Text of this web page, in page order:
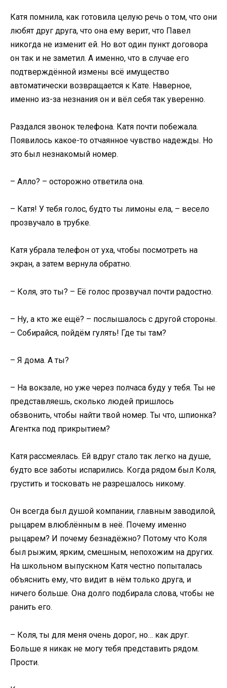
Катя помнила, как готовила целую речь о том, что они
любят друг друга, что она ему верит, что Павел
никогда не изменит ей. Но вот один пункт договора
он так и не заметил. А именно, что в случае его
подтверждённой измены всё имущество
автоматически возвращается к Кате. Наверное,
именно из-за незнания он и вёл себя так уверенно.
Раздался звонок телефона. Катя почти побежала.
Появилось какое-то отчаянное чувство надежды. Но
это был незнакомый номер.
– Алло? – осторожно ответила она.
– Катя! У тебя голос, будто ты лимоны ела, – весело
прозвучало в трубке.
Катя убрала телефон от уха, чтобы посмотреть на
экран, а затем вернула обратно.
– Коля, это ты? – Её голос прозвучал почти радостно.
– Ну, а кто же ещё? – послышалось с другой стороны.
– Собирайся, пойдём гулять! Где ты там?
– Я дома. А ты?
– На вокзале, но уже через полчаса буду у тебя. Ты не
представляешь, сколько людей пришлось
обзвонить, чтобы найти твой номер. Ты что, шпионка?
Агентка под прикрытием?
Катя рассмеялась. Ей вдруг стало так легко на душе,
будто все заботы испарились. Когда рядом был Коля,
грустить и тосковать не разрешалось никому.
Он всегда был душой компании, главным заводилой,
рыцарем влюблённым в неё. Почему именно
рыцарем? И почему безнадёжно? Потому что Коля
был рыжим, ярким, смешным, непохожим на других.
На школьном выпускном Катя честно попыталась
объяснить ему, что видит в нём только друга, и
ничего больше. Она долго подбирала слова, чтобы не
ранить его.
– Коля, ты для меня очень дорог, но… как друг.
Больше я никак не могу тебя представить рядом.
Прости.